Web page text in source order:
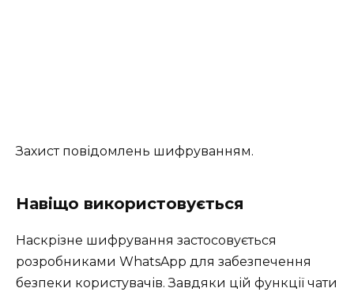
Захист повідомлень шифруванням.
Навіщо використовується
Наскрізне шифрування застосовується
розробниками WhatsApp для забезпечення
безпеки користувачів. Завдяки цій функції чати